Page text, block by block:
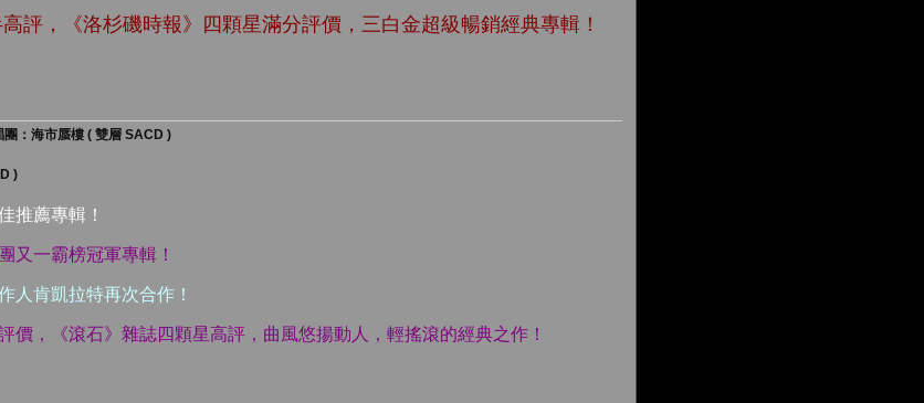
評，《洛杉磯時報》四顆星滿分評價，三白金超級暢銷經典專輯！
團：海市蜃樓 ( 雙層 SACD )
)
推薦專輯！
又一霸榜冠軍專輯！
人肯凱拉特再次合作！
價，《滾石》雜誌四顆星高評，曲風悠揚動人，輕搖滾的經典之作！